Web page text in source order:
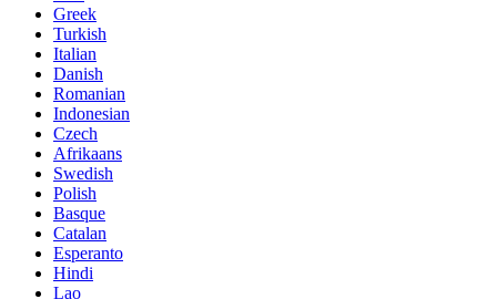
Greek
Turkish
Italian
Danish
Romanian
Indonesian
Czech
Afrikaans
Swedish
Polish
Basque
Catalan
Esperanto
Hindi
Lao